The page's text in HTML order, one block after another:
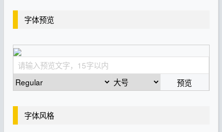
字体预览
预览
字体风格